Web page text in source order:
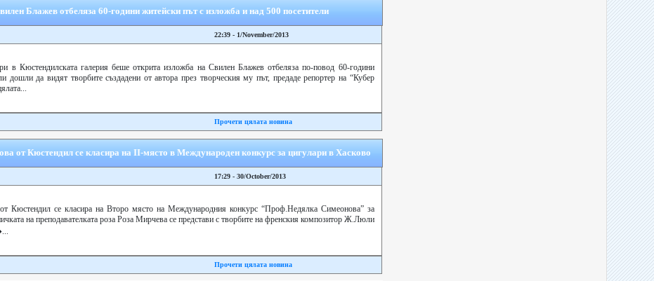
Блажев отбеляза 60-години житейски път с изложба и над 500 посетители
22:39 - 1/November/2013
в Кюстендилската галерия беше открита изложба на Свилен Блажев отбеляза по-повод 60-години
дошли да видят творбите създадени от автора през творческия му път, предаде репортер на “Кубер
Прочети цялата новина
от Кюстендил се класира на ІІ-място в Международен конкурс за цигулари в Хасково
17:29 - 30/October/2013
Кюстендил се класира на Второ място на Международния конкурс “Проф.Недялка Симеонова” за
на преподавателката роза Роза Мирчева се представи с творбите на френския композитор Ж.Люли
Прочети цялата новина